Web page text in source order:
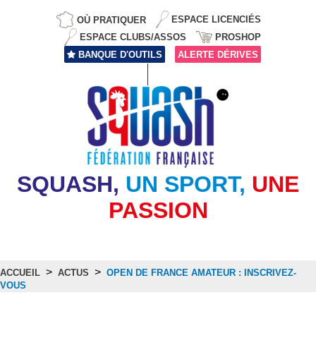
OÙ PRATIQUER
ESPACE LICENCIÉS
ESPACE CLUBS/ASSOS
PROSHOP
BANQUE D'OUTILS
ALERTE DÉRIVES
SQUASH, UN SPORT, UNE
PASSION
ACCUEIL > ACTUS > OPEN DE FRANCE AMATEUR : INSCRIVEZ-
VOUS